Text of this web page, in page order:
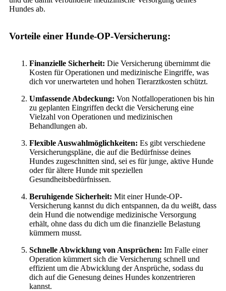
Hundes ab.
Vorteile einer Hunde-OP-Versicherung:
Finanzielle Sicherheit: Die Versicherung übernimmt die
Kosten für Operationen und medizinische Eingriffe, was
dich vor unerwarteten und hohen Tierarztkosten schützt.
Umfassende Abdeckung: Von Notfalloperationen bis hin
zu geplanten Eingriffen deckt die Versicherung eine
Vielzahl von Operationen und medizinischen
Behandlungen ab.
Flexible Auswahlmöglichkeiten: Es gibt verschiedene
Versicherungspläne, die auf die Bedürfnisse deines
Hundes zugeschnitten sind, sei es für junge, aktive Hunde
oder für ältere Hunde mit speziellen
Gesundheitsbedürfnissen.
Beruhigende Sicherheit: Mit einer Hunde-OP-
Versicherung kannst du dich entspannen, da du weißt, dass
dein Hund die notwendige medizinische Versorgung
erhält, ohne dass du dich um die finanzielle Belastung
kümmern musst.
Schnelle Abwicklung von Ansprüchen: Im Falle einer
Operation kümmert sich die Versicherung schnell und
effizient um die Abwicklung der Ansprüche, sodass du
dich auf die Genesung deines Hundes konzentrieren
kannst.